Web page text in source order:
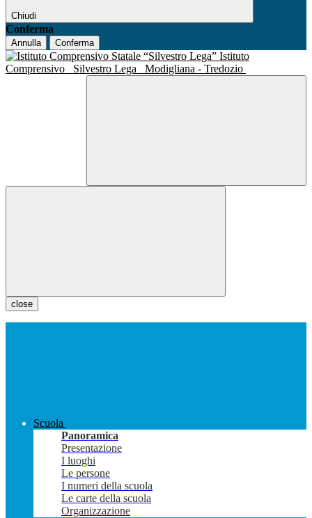
Chiudi
Conferma
Annulla Conferma
Istituto
Comprensivo
Silvestro Lega Modigliana - Tredozio
close
Scuola
Panoramica
Presentazione
I luoghi
Le persone
I numeri della scuola
Le carte della scuola
Organizzazione